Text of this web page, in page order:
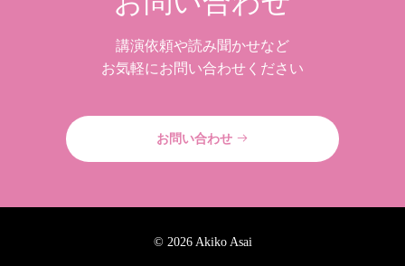
講演依頼や読み聞かせなど
お気軽にお問い合わせください
お問い合わせ
© 2026 Akiko Asai